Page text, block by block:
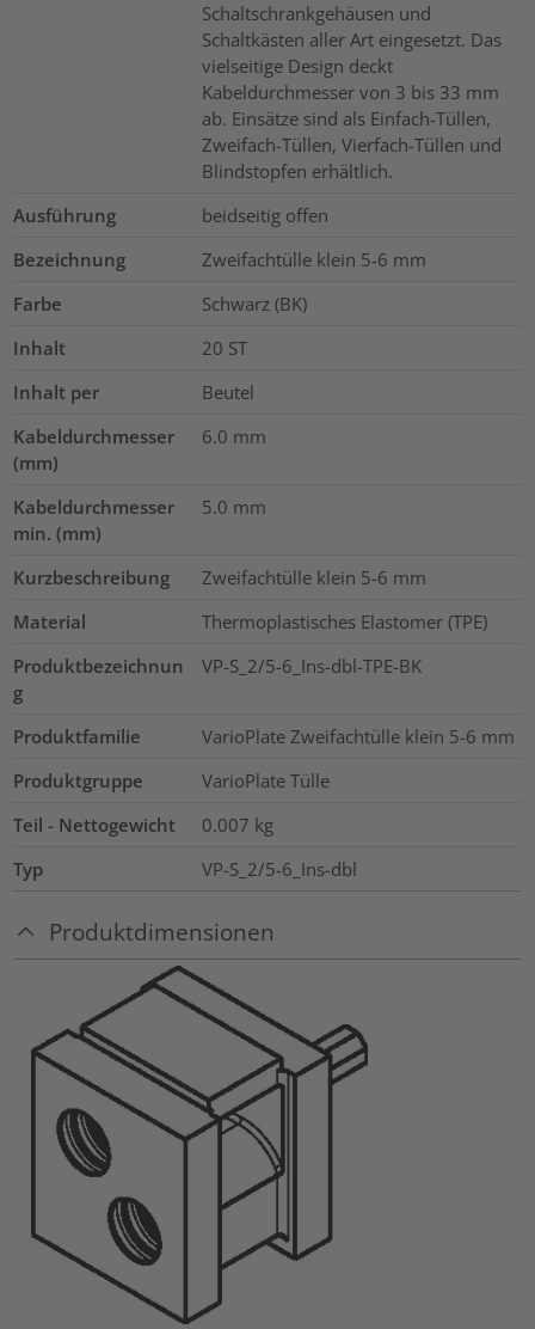
Schaltschrankgehäusen und
Schaltkästen aller Art eingesetzt. Das
vielseitige Design deckt
Kabeldurchmesser von 3 bis 33 mm
ab. Einsätze sind als Einfach-Tüllen,
Zweifach-Tüllen, Vierfach-Tüllen und
Blindstopfen erhältlich.
Ausführung
beidseitig offen
Bezeichnung
Zweifachtülle klein 5-6 mm
Farbe
Schwarz (BK)
Inhalt
20 ST
Inhalt per
Beutel
Kabeldurchmesser
(mm)
6.0 mm
Kabeldurchmesser
min. (mm)
5.0 mm
Kurzbeschreibung
Zweifachtülle klein 5-6 mm
Material
Thermoplastisches Elastomer (TPE)
Produktbezeichnun
g
VP-S_2/5-6_Ins-dbl-TPE-BK
Produktfamilie
VarioPlate Zweifachtülle klein 5-6 mm
Produktgruppe
VarioPlate Tülle
Teil - Nettogewicht
0.007 kg
Typ
VP-S_2/5-6_Ins-dbl
Produktdimensionen